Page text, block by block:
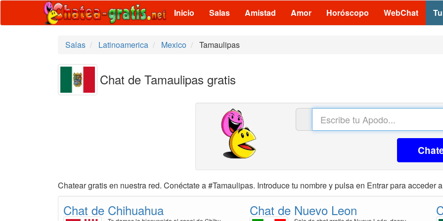
Inicio Salas Amistad Amor Horóscopo WebChat
Salas Latinoamerica Mexico Tamaulipas
Chat de Tamaulipas gratis
Chatear gratis en nuestra red. Conéctate a #Tamaulipas. Introduce tu nombre y pulsa en Entrar para acceder
Chat de Chihuahua Chat de Nuevo Leon